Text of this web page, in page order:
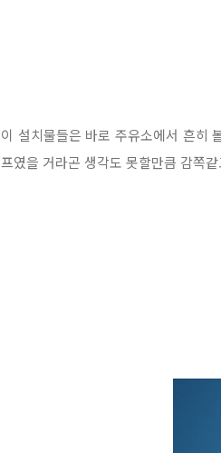
이 설치물들은 바로 주유소에서 흔히
프였을 거라곤 생각도 못할만큼 감쪽